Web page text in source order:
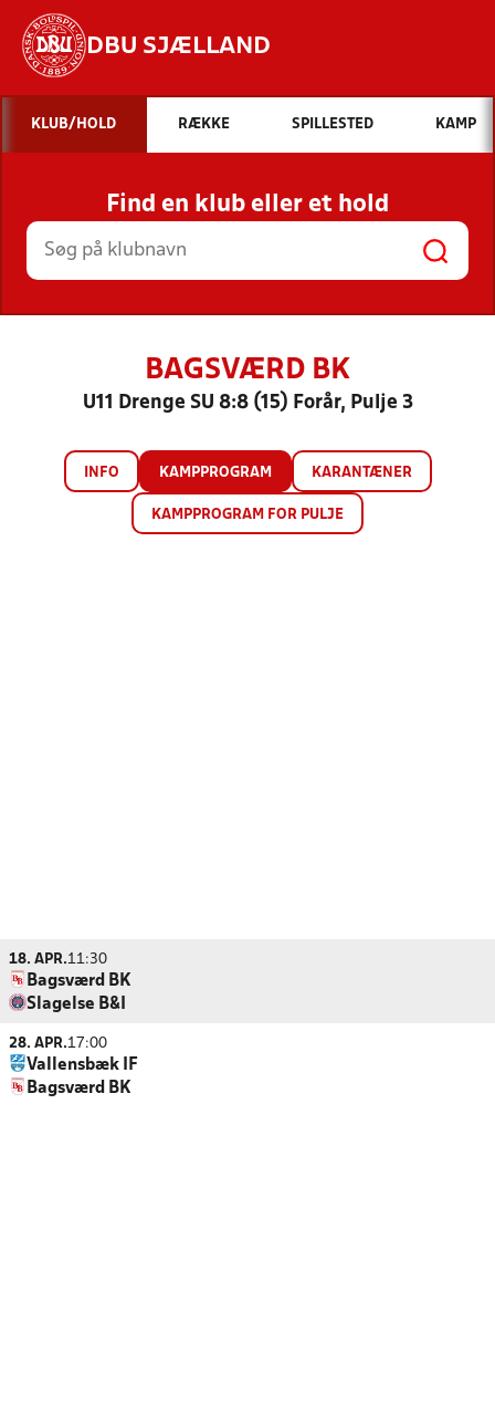
DBU SJÆLLAND
Hvad vil du søge efter?
INDHOLD OG NYHEDER
STILLINGER, RESULTATER, KLUBBER OG
HOLD
KLUB/HOLD RÆKKE SPILLESTED KAMP
Find en klub eller et hold
BAGSVÆRD BK
U11 Drenge SU 8:8 (15) Forår, Pulje 3
INFO KAMPPROGRAM KARANTÆNER
KAMPPROGRAM FOR PULJE
18. APR.11:30
Bagsværd BK
Slagelse B&I
28. APR.17:00
Vallensbæk IF
Bagsværd BK